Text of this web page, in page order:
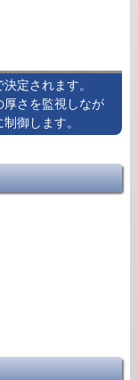
定されます。
さを監視しなが
御します。